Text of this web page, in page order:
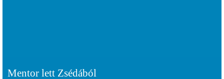
Mentor lett Zsédából